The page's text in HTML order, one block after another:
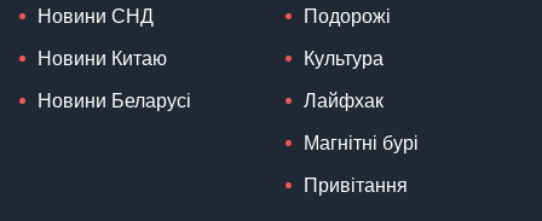
Новини СНД
Новини Китаю
Новини Беларусі
Подорожі
Культура
Лайфхак
Магнітні бурі
Привітання